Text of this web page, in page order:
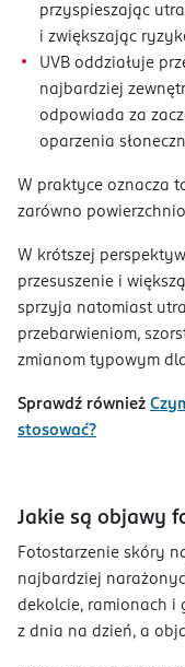
przyspieszając
i zwiększając
UVB oddziałuje
najbardziej
odpowiada za
oparzenia
W praktyce oznacza
zarówno
W krótszej
przesuszenie i
sprzyja natomiast
przebarwieniom,
zmianom typowym
Sprawdź również
stosować?
Jakie są objawy
Fotostarzenie skóry
najbardziej
dekolcie, ramionach i
z dnia na dzień, a